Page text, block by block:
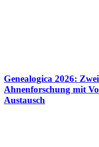
Genealogica 2026:
Ahnenforschung mit
Austausch